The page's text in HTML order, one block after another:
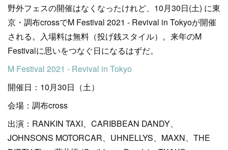
野外フェスの開催はなくなったけれど、10月30日(土) に東
京・調布crossでM Festival 2021 - Revival in Tokyoが開催
される。入場料は無料（投げ銭スタイル）。来年のM
Festivalに思いをつなぐ日になるはずだ。
M Festival 2021 - Revival in Tokyo
開催日：10月30日（土）
会場：調布cross
出演：RANKIN TAXI、CARIBBEAN DANDY、
JOHNSONS MOTORCAR、UHNELLYS、MAXN、THE